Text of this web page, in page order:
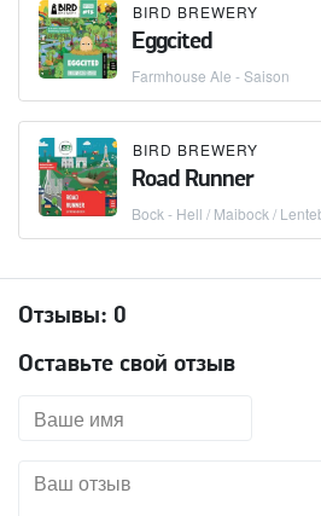
BIRD BREWERY
Eggcited
Farmhouse Ale - Saison
BIRD BREWERY
Road Runner
Bock - Hell / Maibock /
Отзывы: 0
Оставьте свой отзыв